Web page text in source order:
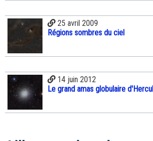
25 avril 2009
Régions sombres du ciel
14 juin 2012
Le grand amas globulaire